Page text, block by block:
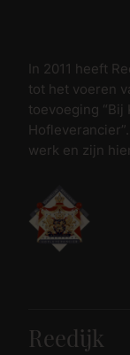
In 2011 heeft
tot het voeren
toevoeging “Bij
werk en zijn
Reedijk